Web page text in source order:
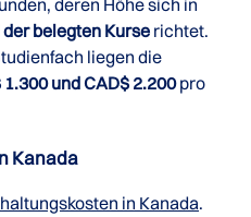
deren Höhe sich in
belegten Kurse richtet.
liegen die
1.300 und CAD$ 2.200pro
Kanada
in Kanada.